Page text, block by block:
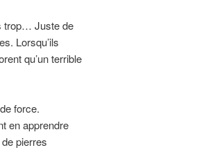
trop… Juste de
Lorsqu’ils
qu’un terrible
force.
en apprendre
pierres